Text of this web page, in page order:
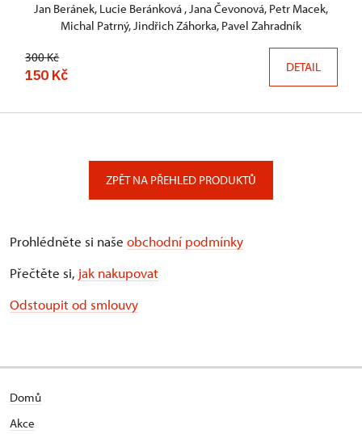
Jan Beránek, Lucie Beránková , Jana Čevonová, Petr Macek,
Michal Patrný, Jindřich Záhorka, Pavel Zahradník
300 Kč
150 Kč DETAIL
ZPĚT NA PŘEHLED PRODUKTŮ
Prohlédněte si naše obchodní podmínky
Přečtěte si, jak nakupovat
Odstoupit od smlouvy
Domů
Akce